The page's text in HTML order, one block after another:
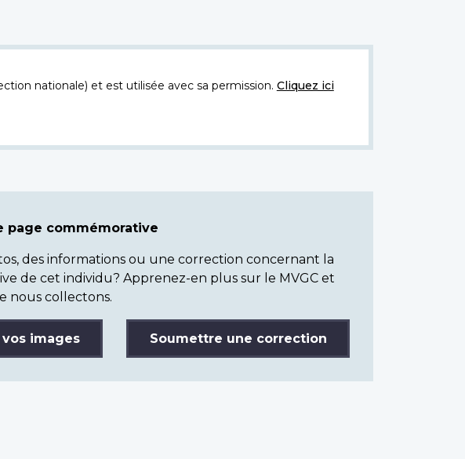
nationale) et est utilisée avec sa permission. Cliquez ici
page commémorative
des informations ou une correction concernant la
de cet individu? Apprenez-en plus sur le MVGC et
nous collectons.
images Soumettre une correction